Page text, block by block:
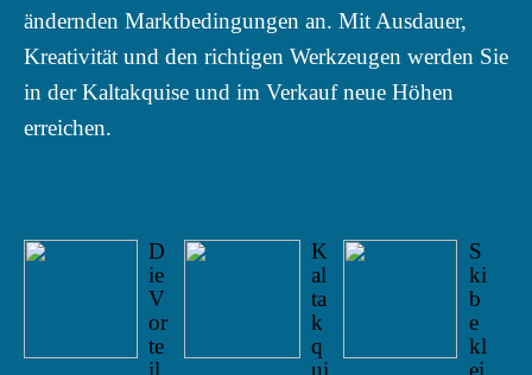
ändernden Marktbedingungen an. Mit Ausdauer,
Kreativität und den richtigen Werkzeugen werden Sie
in der Kaltakquise und im Verkauf neue Höhen
erreichen.
D
ie
V
or
te
il
K
al
ta
k
q
ui
S
ki
b
e
kl
ei